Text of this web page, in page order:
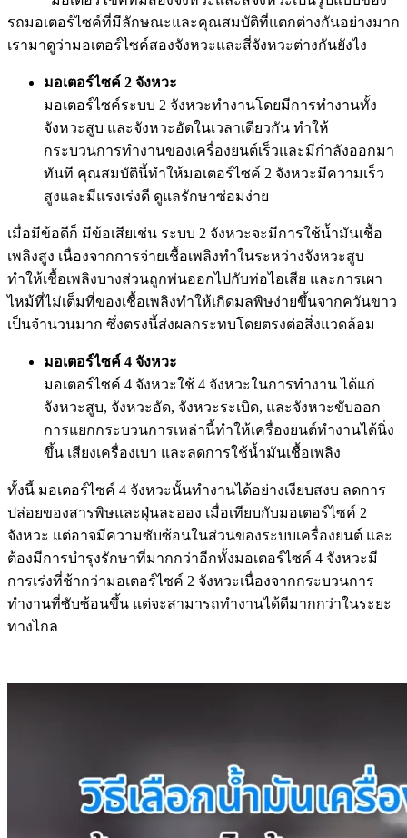
รถมอเตอร์ไซค์ที่มีลักษณะและคุณสมบัติที่แตกต่างกันอย่างมาก
เรามาดูว่ามอเตอร์ไซค์สองจังหวะและสี่จังหวะต่างกันยังไง
มอเตอร์ไซค์ 2 จังหวะ
มอเตอร์ไซค์ระบบ 2 จังหวะทำงานโดยมีการทำงานทั้ง
จังหวะสูบ และจังหวะอัดในเวลาเดียวกัน ทำให้
กระบวนการทำงานของเครื่องยนต์เร็วและมีกำลังออกมา
ทันที คุณสมบัตินี้ทำให้มอเตอร์ไซค์ 2 จังหวะมีความเร็ว
สูงและมีแรงเร่งดี ดูแลรักษาซ่อมง่าย
เมื่อมีข้อดีก็ มีข้อเสียเช่น ระบบ 2 จังหวะจะมีการใช้น้ำมันเชื้อ
เพลิงสูง เนื่องจากการจ่ายเชื้อเพลิงทำในระหว่างจังหวะสูบ
ทำให้เชื้อเพลิงบางส่วนถูกพ่นออกไปกับท่อไอเสีย และการเผา
ไหม้ที่ไม่เต็มที่ของเชื้อเพลิงทำให้เกิดมลพิษง่ายขึ้นจากควันขาว
เป็นจำนวนมาก ซึ่งตรงนี้ส่งผลกระทบโดยตรงต่อสิ่งแวดล้อม
มอเตอร์ไซค์ 4 จังหวะ
มอเตอร์ไซค์ 4 จังหวะใช้ 4 จังหวะในการทำงาน ได้แก่
จังหวะสูบ, จังหวะอัด, จังหวะระเบิด, และจังหวะขับออก
การแยกกระบวนการเหล่านี้ทำให้เครื่องยนต์ทำงานได้นิ่ง
ขึ้น เสียงเครื่องเบา และลดการใช้น้ำมันเชื้อเพลิง
ทั้งนี้ มอเตอร์ไซค์ 4 จังหวะนั้นทำงานได้อย่างเงียบสงบ ลดการ
ปล่อยของสารพิษและฝุ่นละออง เมื่อเทียบกับมอเตอร์ไซค์ 2
จังหวะ แต่อาจมีความซับซ้อนในส่วนของระบบเครื่องยนต์ และ
ต้องมีการบำรุงรักษาที่มากกว่าอีกทั้งมอเตอร์ไซค์ 4 จังหวะมี
การเร่งที่ช้ากว่ามอเตอร์ไซค์ 2 จังหวะเนื่องจากกระบวนการ
ทำงานที่ซับซ้อนขึ้น แต่จะสามารถทำงานได้ดีมากกว่าในระยะ
ทางไกล